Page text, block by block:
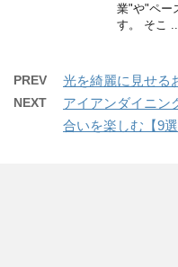
業"や"ペー
す。 そこ ...
PREV 光を綺麗に見せる
NEXT
アイアンダイニン
合いを楽しむ【9選